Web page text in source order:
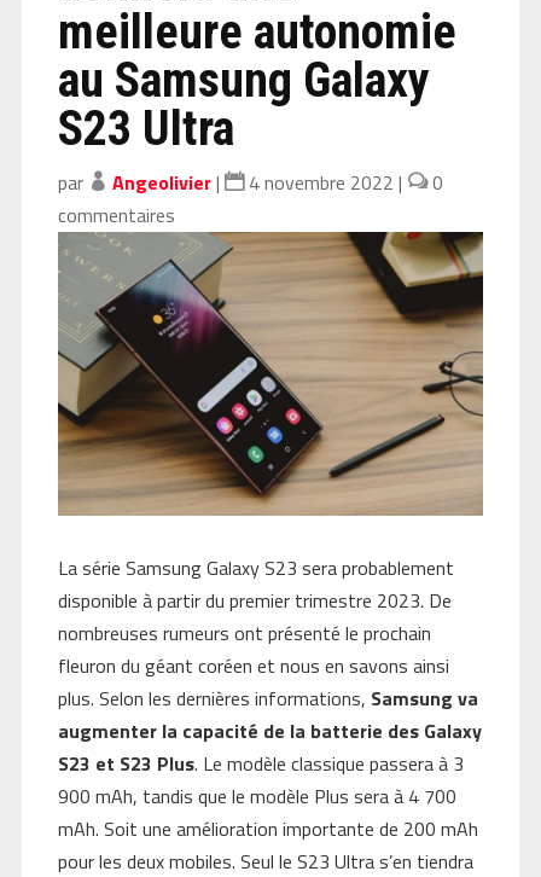
meilleure autonomie
au Samsung Galaxy
S23 Ultra
par Angeolivier| 4 novembre 2022 |
0
commentaires
La série Samsung Galaxy S23 sera probablement
disponible à partir du premier trimestre 2023. De
nombreuses rumeurs ont présenté le prochain
fleuron du géant coréen et nous en savons ainsi
plus. Selon les dernières informations, Samsung va
augmenter la capacité de la batterie des Galaxy
S23 et S23 Plus. Le modèle classique passera à 3
900 mAh, tandis que le modèle Plus sera à 4 700
mAh. Soit une amélioration importante de 200 mAh
pour les deux mobiles. Seul le S23 Ultra s’en tiendra